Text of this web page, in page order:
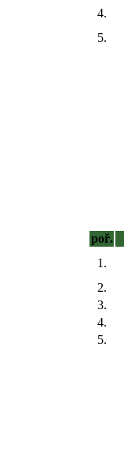
4.
5.
poř.
1.
2.
3.
4.
5.